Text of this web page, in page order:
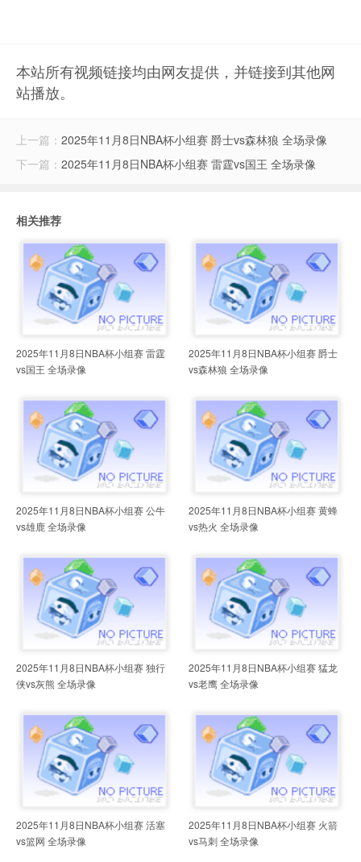
本站所有视频链接均由网友提供，并链接到其他网
站播放。
上一篇： 2025年11月8日NBA杯小组赛 爵士vs森林狼 全场录像
下一篇： 2025年11月8日NBA杯小组赛 雷霆vs国王 全场录像
相关推荐
2025年11月8日NBA杯小组赛 雷霆
vs国王 全场录像
2025年11月8日NBA杯小组赛 爵士
vs森林狼 全场录像
2025年11月8日NBA杯小组赛 公牛
vs雄鹿 全场录像
2025年11月8日NBA杯小组赛 黄蜂
vs热火 全场录像
2025年11月8日NBA杯小组赛 独行
侠vs灰熊 全场录像
2025年11月8日NBA杯小组赛 猛龙
vs老鹰 全场录像
2025年11月8日NBA杯小组赛 活塞
vs篮网 全场录像
2025年11月8日NBA杯小组赛 火箭
vs马刺 全场录像